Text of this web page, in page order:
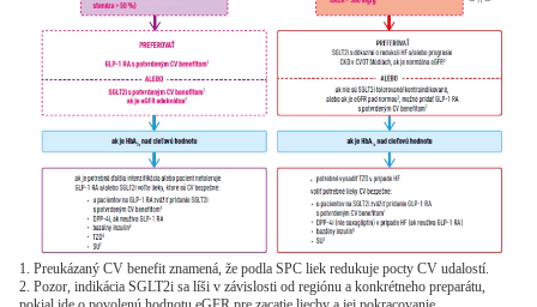
1. Preukázaný CV benefit znamená, že podla SPC liek redukuje pocty CV udalostí.
2. Pozor, indikácia SGLT2i sa líši v závislosti od regiónu a konkrétneho preparátu,